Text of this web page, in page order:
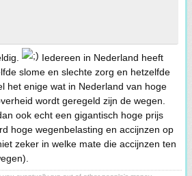
Iedereen in Nederland heeft
slome en slechte zorg en hetzelfde
het enige wat in Nederland van hoge
wordt geregeld zijn de wegen.
ook echt een gigantisch hoge prijs
hoge wegenbelasting en accijnzen op
zeker in welke mate die accijnzen ten